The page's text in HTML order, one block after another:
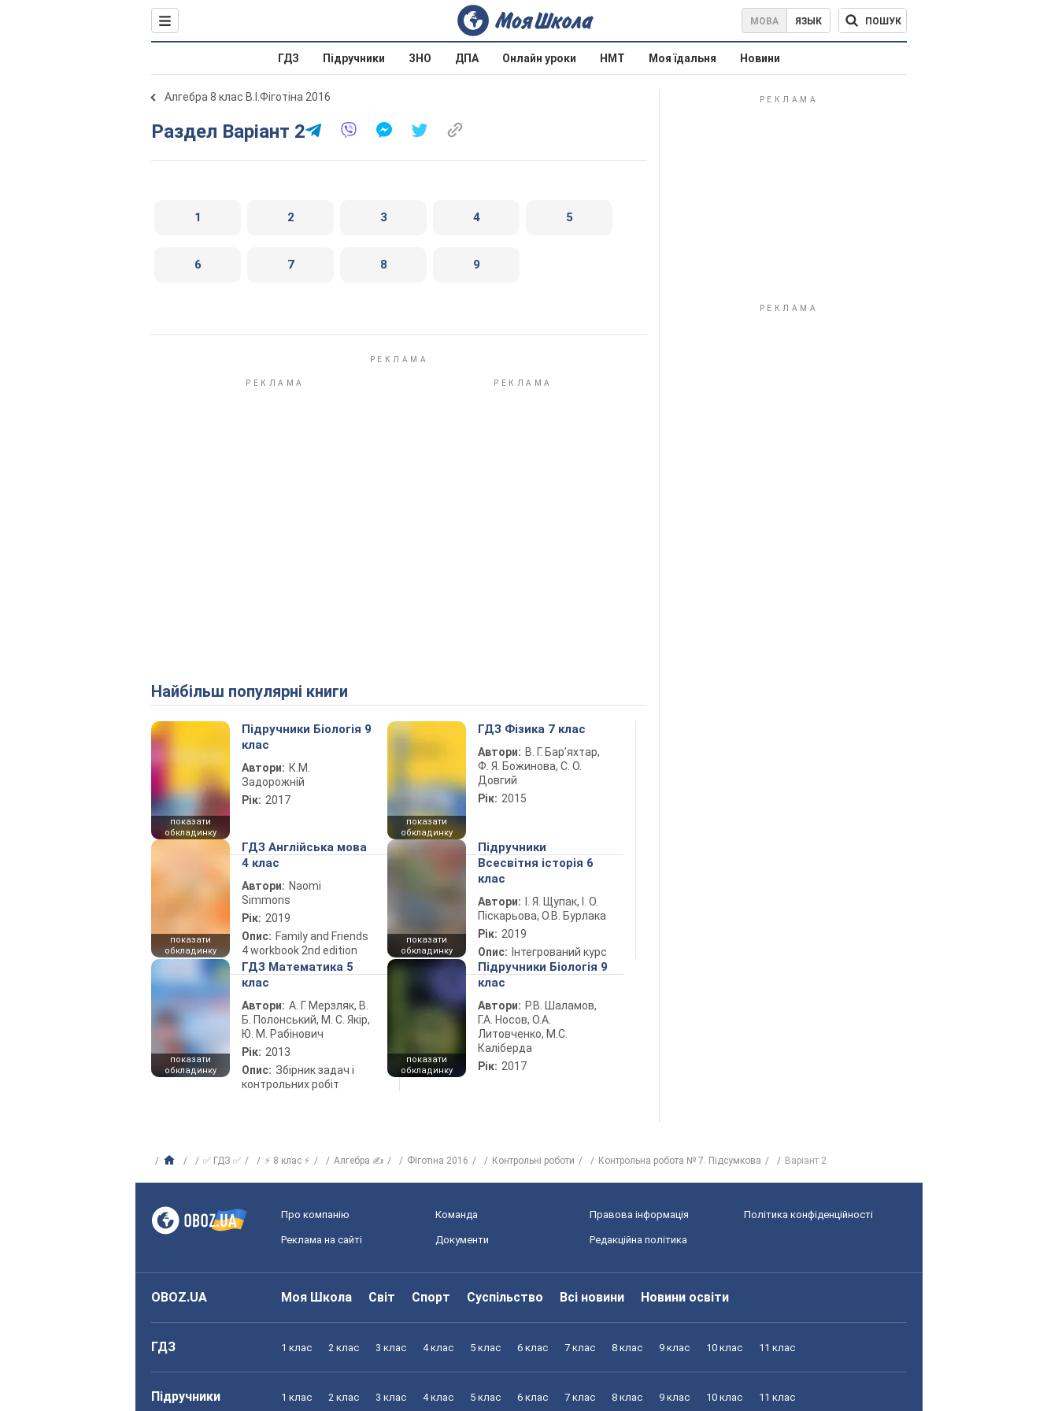
МОВА ЯЗЫК ПОШУК
ГДЗ Підручники ЗНО ДПА Онлайн уроки НМТ Моя їдальня Новини
Алгебра 8 клас В.І.Фіготіна 2016
Раздел Варіант 2
1 2 3 4 5
6 7 8 9
Найбільш популярні книги
показати
обкладинку
Підручники Біологія 9
клас
Автори: К.М.
Задорожній
Рік: 2017
показати
обкладинку
ГДЗ Фізика 7 клас
Автори: В. Г. Бар’яхтар,
Ф. Я. Божинова, С. О.
Довгий
Рік: 2015
показати
обкладинку
ГДЗ Англійська мова
4 клас
Автори: Naomi
Simmons
Рік: 2019
Опис: Family and Friends
4 workbook 2nd edition
показати
обкладинку
Підручники
Всесвітня історія 6
клас
Автори:
І. Я. Щупак, І. О.
Піскарьова, О.В. Бурлака
Рік: 2019
Опис: Інтегрований курс
показати
обкладинку
ГДЗ Математика 5
клас
Автори: А. Г. Мерзляк, В.
Б. Полонський, М. С. Якір,
Ю. М. Рабінович
Рік: 2013
Опис: Збірник задач і
контрольних робіт
показати
обкладинку
Підручники Біологія 9
клас
Автори: Р.В. Шаламов,
Г.А. Носов, О.А.
Литовченко, М.С.
Каліберда
Рік: 2017
✅ ГДЗ ✅ ⚡ 8 клас ⚡ Алгебра ✍ Фіготіна 2016 Контрольні роботи Контрольна робота № 7. Підсумкова Варіант 2
Про компанію Команда Правова інформація Політика конфіденційності
Реклама на сайті Документи Редакційна політика
OBOZ.UA Моя Школа Світ Спорт Суспільство Всі новини Новини освіти
ГДЗ 1 клас 2 клас 3 клас 4 клас 5 клас 6 клас 7 клас 8 клас 9 клас 10 клас 11 клас
Підручники 1 клас 2 клас 3 клас 4 клас 5 клас 6 клас 7 клас 8 клас 9 клас 10 клас 11 клас